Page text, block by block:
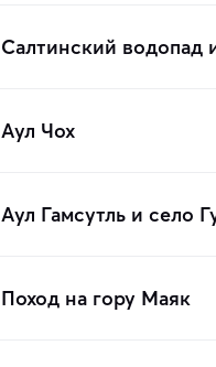
Салтинский водопад
Аул Чох
Аул Гамсутль и село
Поход на гору Маяк